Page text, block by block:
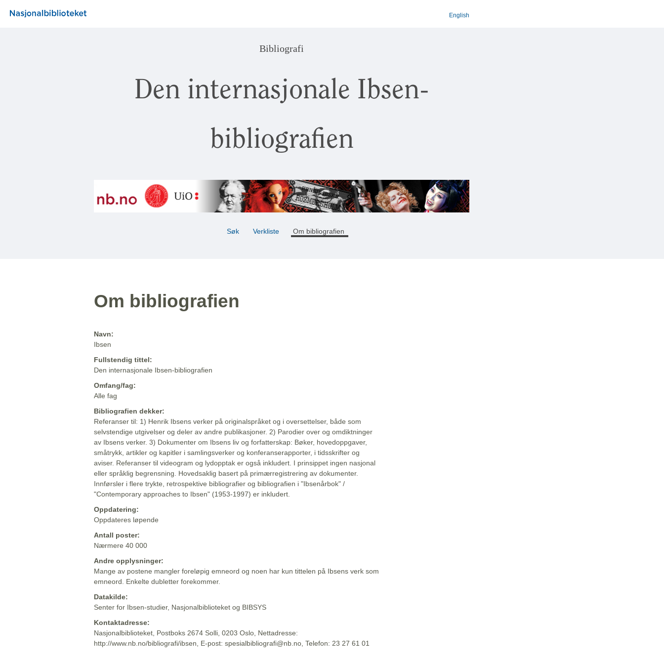
English
Bibliografi
Den internasjonale Ibsen-
bibliografien
Søk Verkliste Om bibliografien
Om bibliografien
Navn:
Ibsen
Fullstendig tittel:
Den internasjonale Ibsen-bibliografien
Omfang/fag:
Alle fag
Bibliografien dekker:
Referanser til: 1) Henrik Ibsens verker på originalspråket og i oversettelser, både som
selvstendige utgivelser og deler av andre publikasjoner. 2) Parodier over og omdiktninger
av Ibsens verker. 3) Dokumenter om Ibsens liv og forfatterskap: Bøker, hovedoppgaver,
småtrykk, artikler og kapitler i samlingsverker og konferanserapporter, i tidsskrifter og
aviser. Referanser til videogram og lydopptak er også inkludert. I prinsippet ingen nasjonal
eller språklig begrensning. Hovedsaklig basert på primærregistrering av dokumenter.
Innførsler i flere trykte, retrospektive bibliografier og bibliografien i "Ibsenårbok" /
"Contemporary approaches to Ibsen" (1953-1997) er inkludert.
Oppdatering:
Oppdateres løpende
Antall poster:
Nærmere 40 000
Andre opplysninger:
Mange av postene mangler foreløpig emneord og noen har kun tittelen på Ibsens verk som
emneord. Enkelte dubletter forekommer.
Datakilde:
Senter for Ibsen-studier, Nasjonalbiblioteket og BIBSYS
Kontaktadresse:
Nasjonalbiblioteket, Postboks 2674 Solli, 0203 Oslo, Nettadresse:
http://www.nb.no/bibliografi/ibsen, E-post: spesialbibliografi@nb.no, Telefon: 23 27 61 01